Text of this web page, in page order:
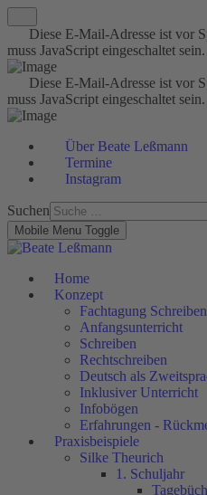
Diese E-Mail-Adresse ist vor
muss JavaScript eingeschaltet sein.
Diese E-Mail-Adresse ist vor
muss JavaScript eingeschaltet sein.
Über Beate Leßmann
Termine
Instagram
Suchen
Mobile Menu Toggle
Home
Konzept
Fachtagung
Anfangsunterricht
Schreiben
Rechtschreiben
Deutsch als
Inklusiver Unterricht
Infobögen
Erfahrungen -
Praxisbeispiele
Silke Theurich
1. Schuljahr